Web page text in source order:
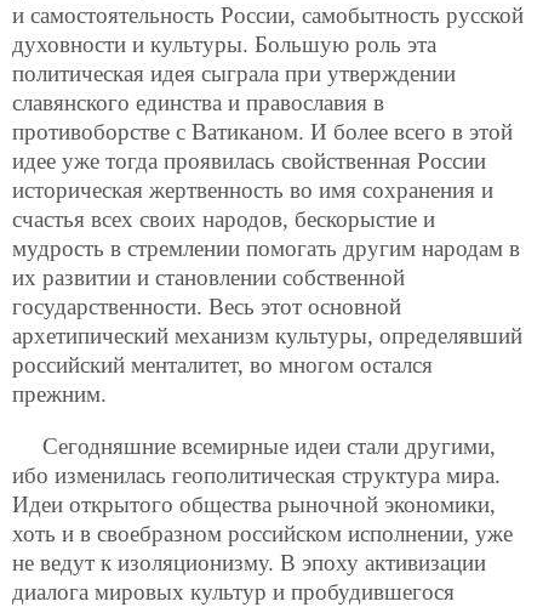
и самостоятельность России, самобытность русской
духовности и культуры. Большую роль эта
политическая идея сыграла при утверждении
славянского единства и православия в
противоборстве с Ватиканом. И более всего в этой
идее уже тогда проявилась свойственная России
историческая жертвенность во имя сохранения и
счастья всех своих народов, бескорыстие и
мудрость в стремлении помогать другим народам в
их развитии и становлении собственной
государственности. Весь этот основной
архетипический механизм культуры, определявший
российский менталитет, во многом остался
прежним.
Сегодняшние всемирные идеи стали другими,
ибо изменилась геополитическая структура мира.
Идеи открытого общества рыночной экономики,
хоть и в своебразном российском исполнении, уже
не ведут к изоляционизму. В эпоху активизации
диалога мировых культур и пробудившегося